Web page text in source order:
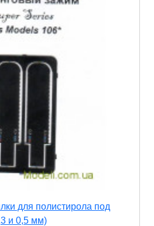
для полистирола под
и 0,5 мм)